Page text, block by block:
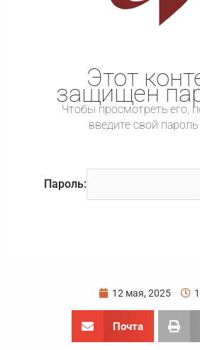
Этот
защищен
Чтобы просмотреть его,
введите свой
Пароль:
12 мая, 2025
Почта